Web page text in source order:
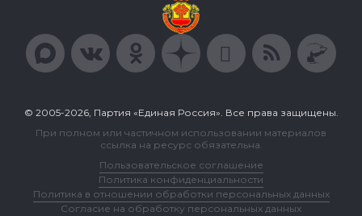
© 2005-2026, Партия «Единая Россия». Все права защищены.
При полном или частичном использовании материалов
ссылка на ресурс обязательна.
Пользовательское соглашение
Политика конфиденциальности
Политика в отношении обработки персональных данных
Согласие на обработку персональных данных